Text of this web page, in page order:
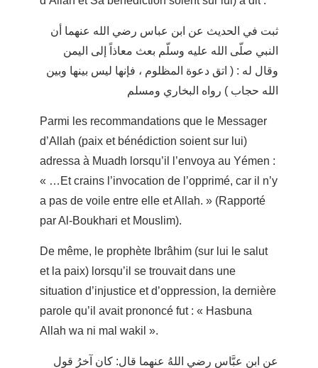
النبي صلّى الله عليه وسلّم بعث معاذاً إلى اليمن
وقال له : ( اتق دعوة المظلوم ، فإنها ليس بينها وبين
الله حجاب ) رواه البخاري ومسلم
Parmi les recommandations que le Messager
d’Allah (paix et bénédiction soient sur lui)
adressa à Muadh lorsqu’il l’envoya au Yémen :
« …Et crains l’invocation de l’opprimé, car il n’y
a pas de voile entre elle et Allah. » (Rapporté
par Al-Boukhari et Mouslim).
De même, le prophète Ibrâhim (sur lui le salut
et la paix) lorsqu’il se trouvait dans une
situation d’injustice et d’oppression, la dernière
parole qu’il avait prononcé fut : « Hasbuna
Allah wa ni mal wakil ».
عن ابن عبَّاسٍ رضي اللهُ عنهما قال: كان آخرُ قولِ